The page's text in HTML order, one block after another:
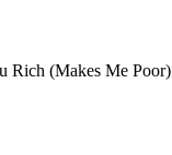
Rich (Makes Me Poor)